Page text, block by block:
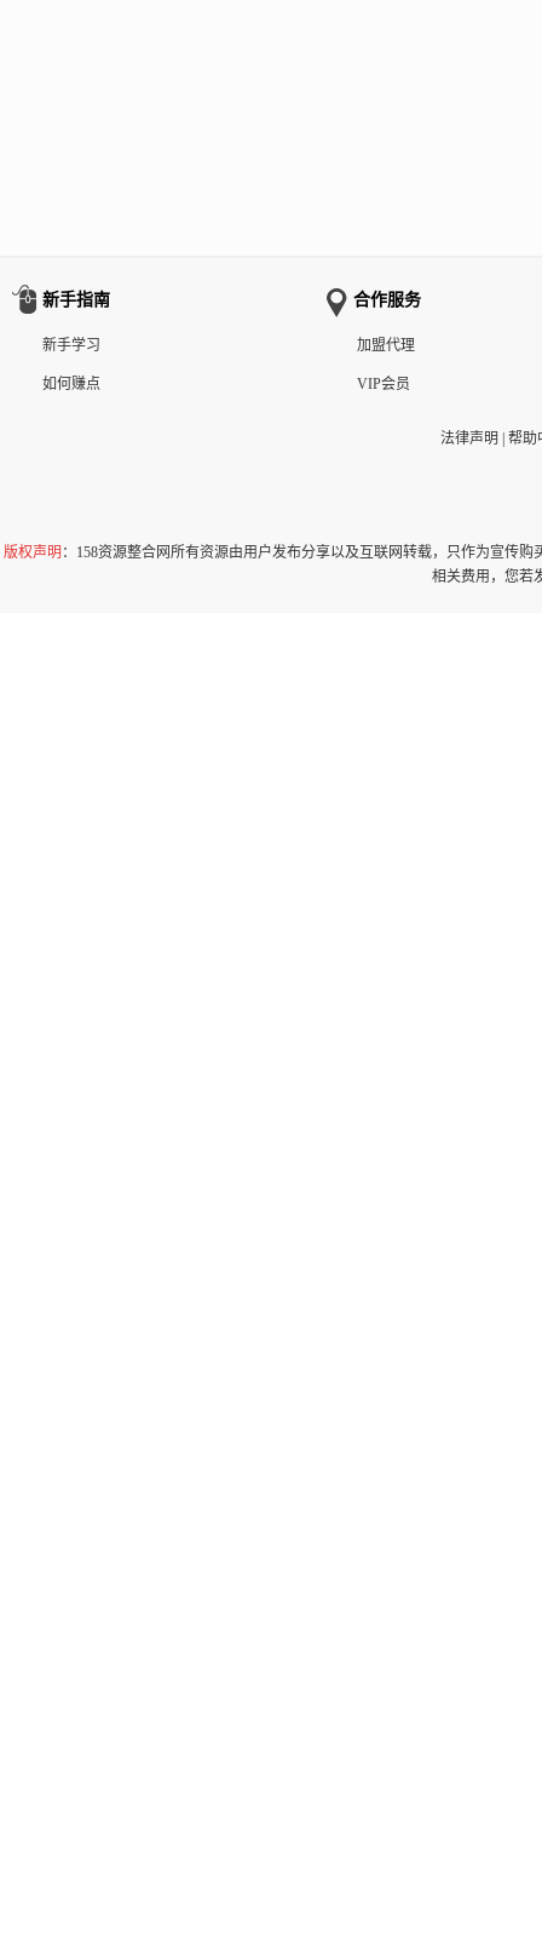
新手指南
新手学习
如何赚点
合作服务
加盟代理
VIP会员
法律声明 帮助
版权声明 ：158资源整合网所有资源由用户发布分享以及互联网转载，只作为宣传
相关费用，您若